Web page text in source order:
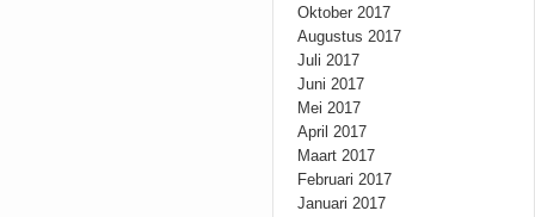
Oktober 2017
Augustus 2017
Juli 2017
Juni 2017
Mei 2017
April 2017
Maart 2017
Februari 2017
Januari 2017